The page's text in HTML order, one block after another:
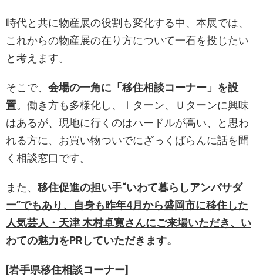
時代と共に物産展の役割も変化する中、本展では、
これからの物産展の在り方について一石を投じたい
と考えます。
そこで、 会場の一角に「移住相談コーナー」を設
置。働き方も多様化し、Ⅰターン、Ｕターンに興味
はあるが、現地に行くのはハードルが高い、と思わ
れる方に、お買い物ついでにざっくばらんに話を聞
く相談窓口です。
また、 移住促進の担い手“いわて暮らしアンバサダ
ー”でもあり、自身も昨年4月から盛岡市に移住した
人気芸人・天津 木村卓寛さんにご来場いただき、い
わての魅力をPRしていただきます。
[岩手県移住相談コーナー]